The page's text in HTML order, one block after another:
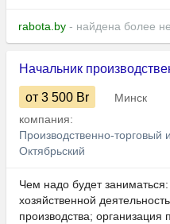
rabota.by - найдена более
Начальник
от 3 500 Br
Минск
компания:
Производственно-торговый
Октябрьский
Чем надо будет
хозяйственной
производства; организация